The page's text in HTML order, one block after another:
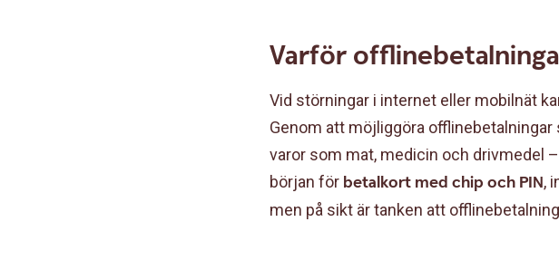
Varför
Vid störningar i internet eller mobilnät
Genom att möjliggöra
varor som mat, medicin och drivmedel
början för betalkort med chip och PIN,
men på sikt är tanken att